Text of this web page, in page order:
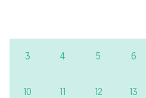
3 4 5 6
10 11 12 13